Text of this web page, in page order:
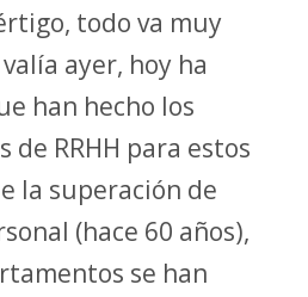
todo va muy
ayer, hoy ha
han hecho los
RRHH para estos
la superación de
(hace 60 años),
se han